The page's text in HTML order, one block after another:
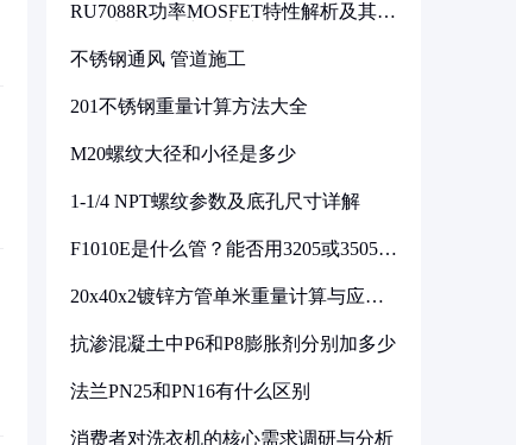
RU7088R功率MOSFET特性解析及其在
不锈钢通风 管道施工
201不锈钢重量计算方法大全
M20螺纹大径和小径是多少
1-1/4 NPT螺纹参数及底孔尺寸详解
F1010E是什么管？能否用3205或3505代
20x40x2镀锌方管单米重量计算与应用
抗渗混凝土中P6和P8膨胀剂分别加多少
法兰PN25和PN16有什么区别
消费者对洗衣机的核心需求调研与分析